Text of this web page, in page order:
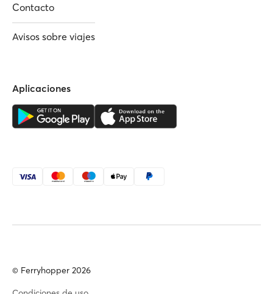
Contacto
Avisos sobre viajes
Aplicaciones
© Ferryhopper 2026